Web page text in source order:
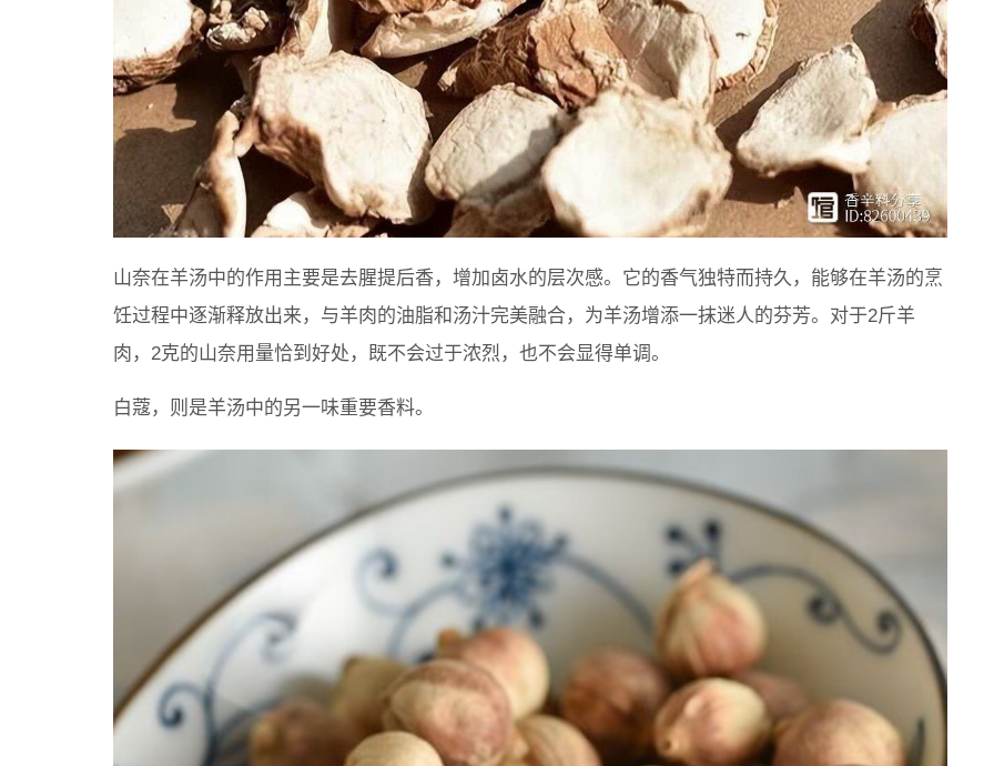
山奈在羊汤中的作用主要是去腥提后香，增加卤水的层次感。它的香气独特而持久，能够在羊汤的烹
饪过程中逐渐释放出来，与羊肉的油脂和汤汁完美融合，为羊汤增添一抹迷人的芬芳。对于2斤羊
肉，2克的山奈用量恰到好处，既不会过于浓烈，也不会显得单调。
白蔻，则是羊汤中的另一味重要香料。